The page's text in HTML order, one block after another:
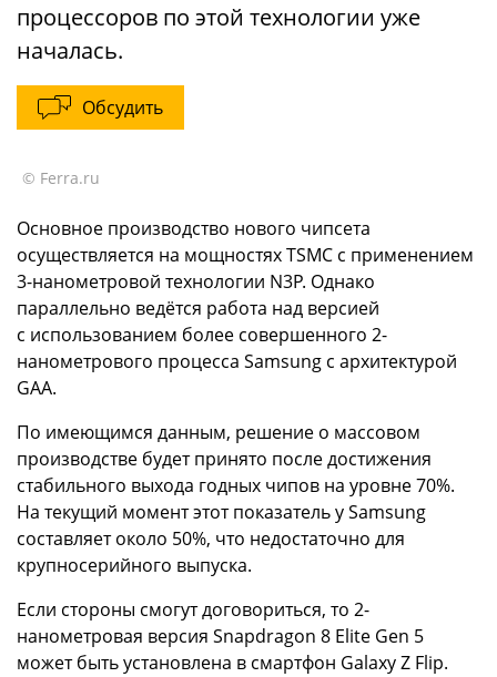
процессоров по этой технологии уже
началась.
Обсудить
© Ferra.ru
Основное производство нового чипсета
осуществляется на мощностях TSMC с применением
3-нанометровой технологии N3P. Однако
параллельно ведётся работа над версией
с использованием более совершенного 2-
нанометрового процесса Samsung с архитектурой
GAA.
По имеющимся данным, решение о массовом
производстве будет принято после достижения
стабильного выхода годных чипов на уровне 70%.
На текущий момент этот показатель у Samsung
составляет около 50%, что недостаточно для
крупносерийного выпуска.
Если стороны смогут договориться, то 2-
нанометровая версия Snapdragon 8 Elite Gen 5
может быть установлена в смартфон Galaxy Z Flip.